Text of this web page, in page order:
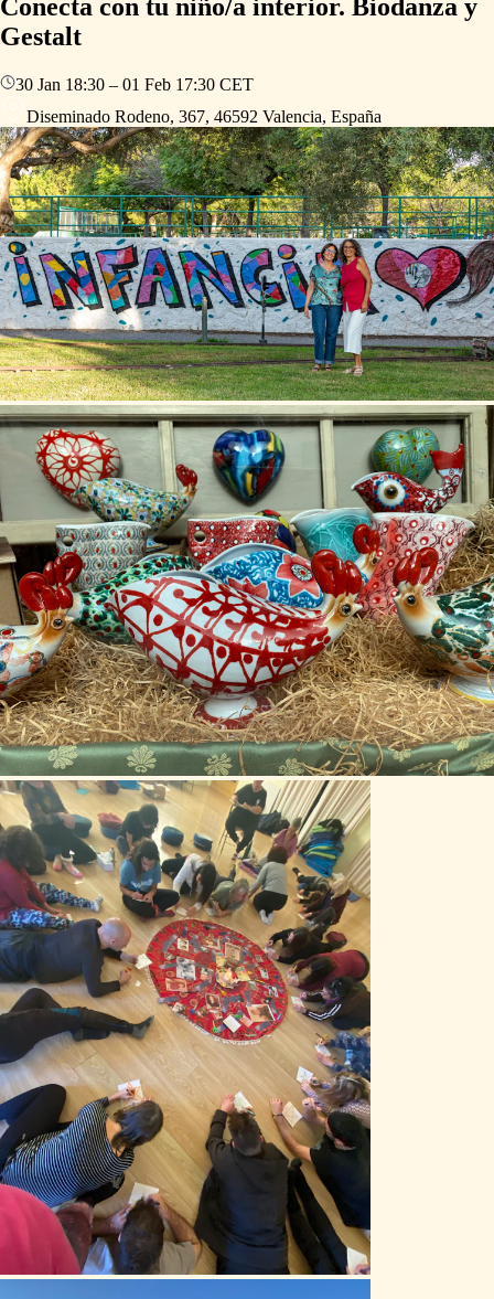
Conecta con tu niño/a interior. Biodanza y
Gestalt
30 Jan 18:30 – 01 Feb 17:30 CET
Diseminado Rodeno, 367, 46592 Valencia, España